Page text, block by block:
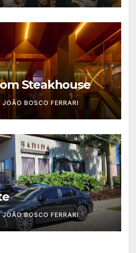
Steakhouse
JOÃO BOSCO FERRARI
JOÃO BOSCO FERRARI